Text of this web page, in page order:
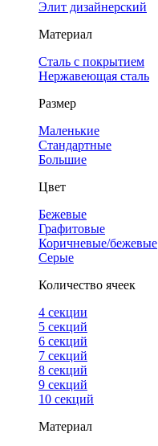
Элит дизайнерский
Материал
Сталь с покрытием
Нержавеющая сталь
Размер
Маленькие
Стандартные
Большие
Цвет
Бежевые
Графитовые
Коричневые/бежевые
Серые
Количество ячеек
4 cекции
5 секций
6 секций
7 секций
8 секций
9 секций
10 секций
Материал